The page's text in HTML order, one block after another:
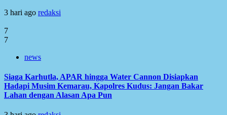
3 hari ago redaksi
7
7
news
Siaga Karhutla, APAR hingga Water Cannon Disiapkan
Hadapi Musim Kemarau, Kapolres Kudus: Jangan Bakar
Lahan dengan Alasan Apa Pun